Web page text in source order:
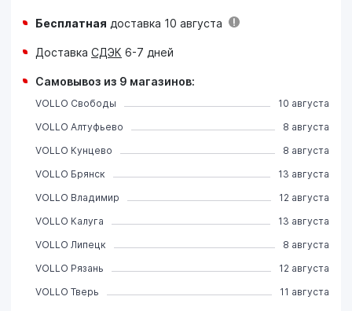
Бесплатная доставка 10 августа
Доставка СДЭК 6-7 дней
Самовывоз из 9 магазинов:
VOLLO Свободы
10 августа
VOLLO Алтуфьево
8 августа
VOLLO Кунцево
8 августа
VOLLO Брянск
13 августа
VOLLO Владимир
12 августа
VOLLO Калуга
13 августа
VOLLO Липецк
8 августа
VOLLO Рязань
12 августа
VOLLO Тверь
11 августа